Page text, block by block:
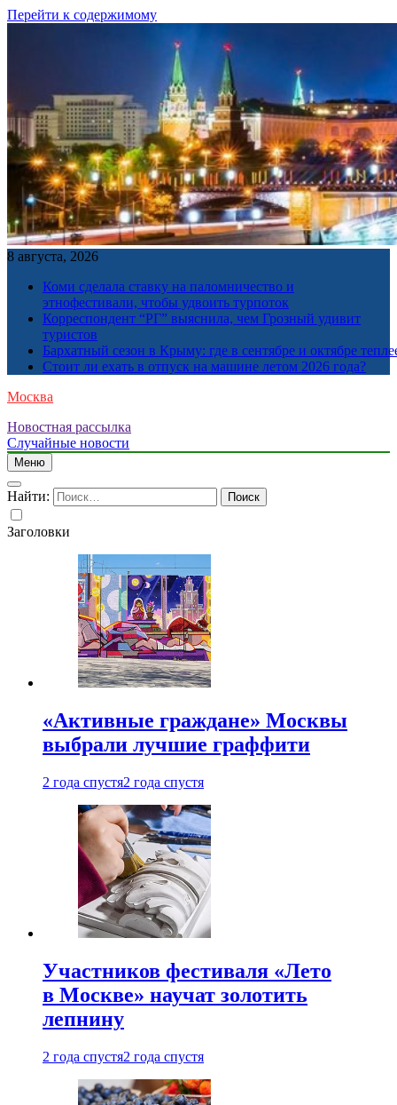
Перейти к содержимому
8 августа, 2026
Коми сделала ставку на паломничество и
этнофестивали, чтобы удвоить турпоток
Корреспондент “РГ” выяснила, чем Грозный удивит
туристов
Бархатный сезон в Крыму: где в сентябре и октябре
Стоит ли ехать в отпуск на машине летом 2026 года?
Москва
Новостная рассылка
Случайные новости
Меню
Найти:
Заголовки
«Активные граждане» Москвы
выбрали лучшие граффити
2 года спустя2 года спустя
Участников фестиваля «Лето
в Москве» научат золотить
лепнину
2 года спустя2 года спустя